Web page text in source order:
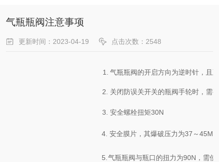
气瓶瓶阀注意事项
更新时间：2023-04-19 点击次数：2548
1. 气瓶瓶阀的开启方向为逆时针，且
2. 关闭防误关开关的瓶阀手轮时，需
3. 安全螺栓扭矩30N
4. 安全膜片，其爆破压力为37～
5. 气瓶瓶阀与瓶口的扭力为90N ，需